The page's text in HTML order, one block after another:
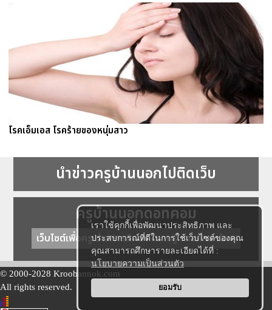
เราใช้คุกกี้เพื่อพัฒนาประสิทธิภาพ และ
ประสบการณ์ที่ดีในการใช้เว็บไซต์ของคุณ
คุณสามารถศึกษารายละเอียดได้ที่ :
นโยบายความเป็นส่วนตัว
ยอมรับ
โรคเอ็มเอส โรคร้ายของหนุ่มสาว
นำข่าวครูบ้านนอกไปติดเว็บ
ครูบ้านนอกดอทคอม
เว็บไซต์เพื่อครู ข่าวการศึกษา ความรู้ การศึกษาไทย
© 2000-2028 Kroobannok.com
All rights reserved.